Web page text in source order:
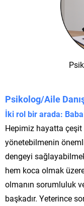
Psikolog/Aile
İki rol bir arada:
Hepimiz hayatta çeşit
yönetebilmenin
dengeyi
hem koca olmak
olmanın sorumluluk
başkadır. Yeterince